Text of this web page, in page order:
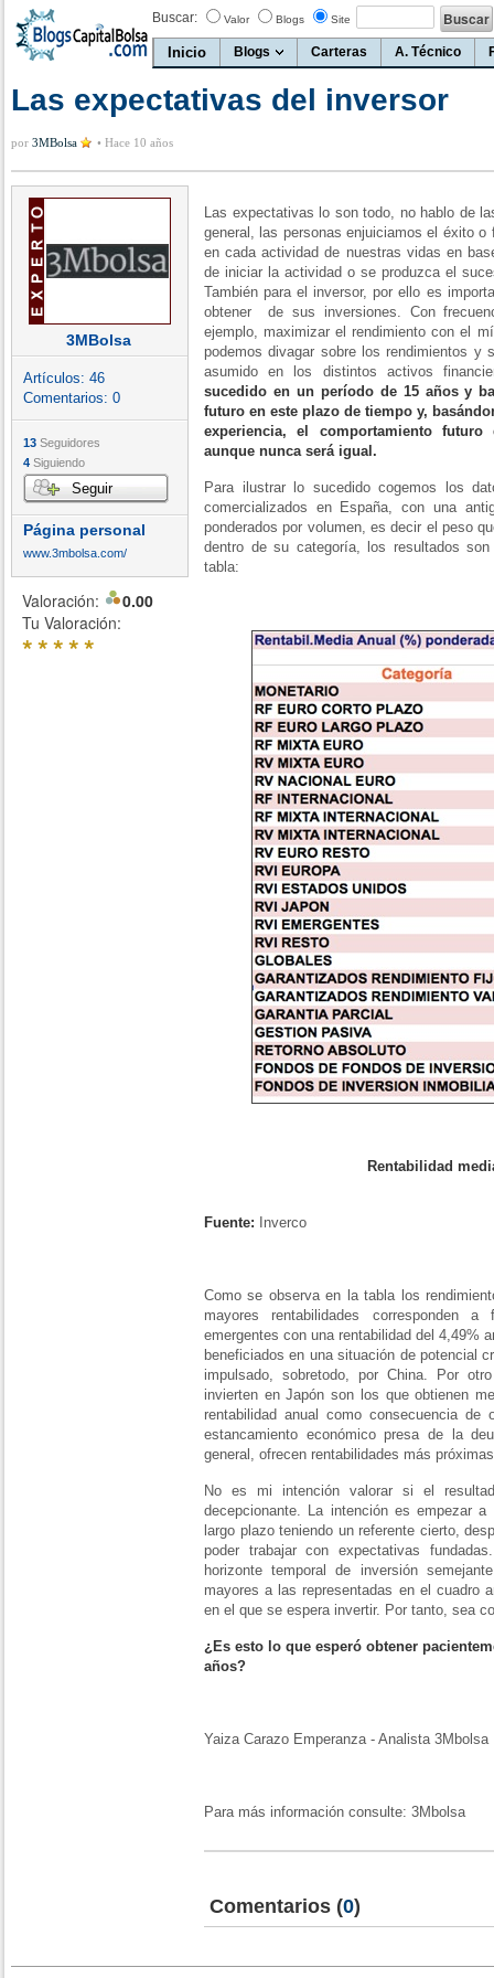
Buscar: Valor Blogs Site
Inicio Blogs Carteras A. Técnico
Las expectativas del inversor
por 3MBolsa • Hace 10 años
3MBolsa
Artículos: 46
Comentarios: 0
13 Seguidores
4 Siguiendo
Seguir
Página personal
www.3mbolsa.com/
Valoración:
0.00
Tu Valoración:
*****
Las expectativas lo son todo, no hablo de
general, las personas enjuiciamos el éxito
en cada actividad de nuestras vidas en
de iniciar la actividad o se produzca el
También para el inversor, por ello es
obtener de sus inversiones. Con
ejemplo, maximizar el rendimiento con el
podemos divagar sobre los rendimientos y
asumido en los distintos activos
sucedido en un período de 15 años y
futuro en este plazo de tiempo y,
experiencia, el comportamiento
aunque nunca será igual.
Para ilustrar lo sucedido cogemos los
comercializados en España, con una
ponderados por volumen, es decir el peso
dentro de su categoría, los resultados
tabla:
Rentabilidad media :
Fuente: Inverco
Como se observa en la tabla los
mayores rentabilidades corresponden
emergentes con una rentabilidad del 4,49%
beneficiados en una situación de potencial
impulsado, sobretodo, por China. Por
invierten en Japón son los que obtienen
rentabilidad anual como consecuencia
estancamiento económico presa de la
general, ofrecen rentabilidades más
No es mi intención valorar si el
decepcionante. La intención es empezar
largo plazo teniendo un referente cierto,
poder trabajar con expectativas
horizonte temporal de inversión
mayores a las representadas en el cuadro
en el que se espera invertir. Por tanto, sea
¿Es esto lo que esperó obtener
años?
Yaiza Carazo Emperanza - Analista 3Mbolsa
Para más información consulte: 3Mbolsa
Comentarios (0)